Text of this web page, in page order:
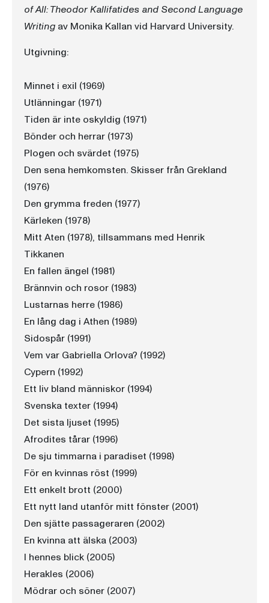
of All: Theodor Kallifatides and Second Language
Writing av Monika Kallan vid Harvard University.
Utgivning:
Minnet i exil (1969)
Utlänningar (1971)
Tiden är inte oskyldig (1971)
Bönder och herrar (1973)
Plogen och svärdet (1975)
Den sena hemkomsten. Skisser från Grekland
(1976)
Den grymma freden (1977)
Kärleken (1978)
Mitt Aten (1978), tillsammans med Henrik
Tikkanen
En fallen ängel (1981)
Brännvin och rosor (1983)
Lustarnas herre (1986)
En lång dag i Athen (1989)
Sidospår (1991)
Vem var Gabriella Orlova? (1992)
Cypern (1992)
Ett liv bland människor (1994)
Svenska texter (1994)
Det sista ljuset (1995)
Afrodites tårar (1996)
De sju timmarna i paradiset (1998)
För en kvinnas röst (1999)
Ett enkelt brott (2000)
Ett nytt land utanför mitt fönster (2001)
Den sjätte passageraren (2002)
En kvinna att älska (2003)
I hennes blick (2005)
Herakles (2006)
Mödrar och söner (2007)